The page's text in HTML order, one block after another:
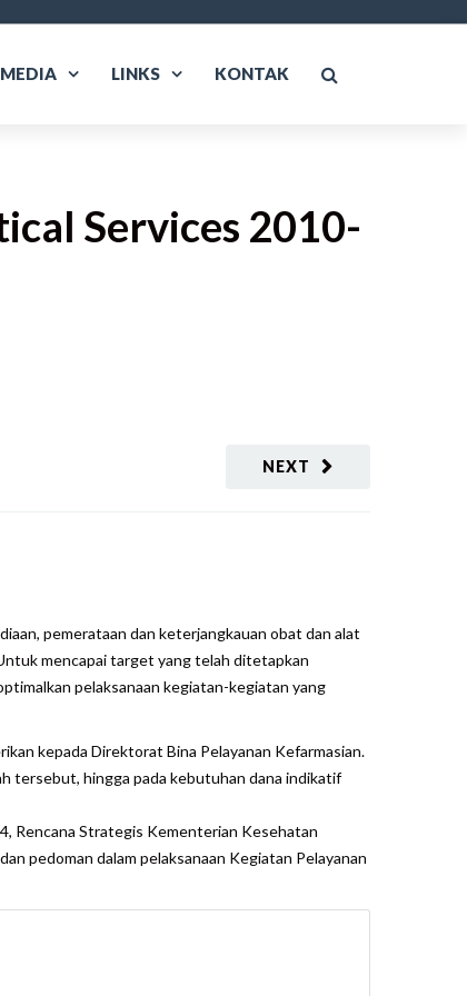
MEDIA LINKS KONTAK
Services 2010-
NEXT
pemerataan dan keterjangkauan obat dan alat
mencapai target yang telah ditetapkan
pelaksanaan kegiatan-kegiatan yang
kepada Direktorat Bina Pelayanan Kefarmasian.
tersebut, hingga pada kebutuhan dana indikatif
Rencana Strategis Kementerian Kesehatan
pedoman dalam pelaksanaan Kegiatan Pelayanan